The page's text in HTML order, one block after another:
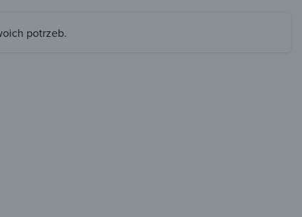
potrzeb.